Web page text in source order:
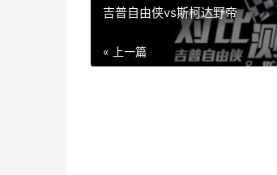
吉普自由侠vs斯柯达野帝
« 上一篇